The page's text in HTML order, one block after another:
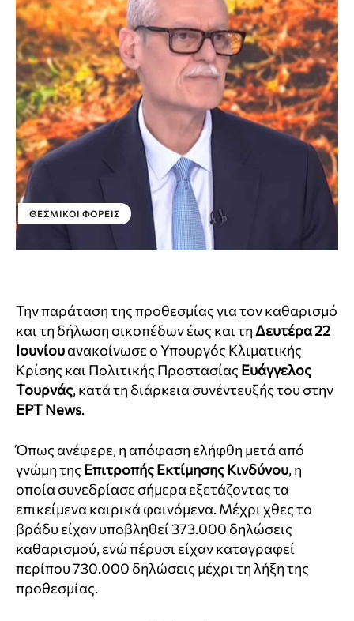
ΘΕΣΜΙΚΟΊ ΦΟΡΕΊΣ
Την παράταση της προθεσμίας για τον καθαρισμό
και τη δήλωση οικοπέδων έως και τη Δευτέρα 22
Ιουνίουανακοίνωσε ο Υπουργός Κλιματικής
Κρίσης και Πολιτικής Προστασίας Ευάγγελος
Τουρνάς, κατά τη διάρκεια συνέντευξής του στην
ΕΡΤ News.
Όπως ανέφερε, η απόφαση ελήφθη μετά από
γνώμη της Επιτροπής Εκτίμησης Κινδύνου, η
οποία συνεδρίασε σήμερα εξετάζοντας τα
επικείμενα καιρικά φαινόμενα. Μέχρι χθες το
βράδυ είχαν υποβληθεί 373.000 δηλώσεις
καθαρισμού, ενώ πέρυσι είχαν καταγραφεί
περίπου 730.000 δηλώσεις μέχρι τη λήξη της
προθεσμίας.